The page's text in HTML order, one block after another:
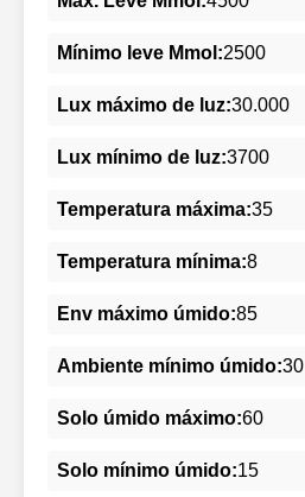
Mínimo leve Mmol:2500
Lux máximo de luz:30.000
Lux mínimo de luz:3700
Temperatura máxima:35
Temperatura mínima:8
Env máximo úmido:85
Ambiente mínimo úmido:30
Solo úmido máximo:60
Solo mínimo úmido:15